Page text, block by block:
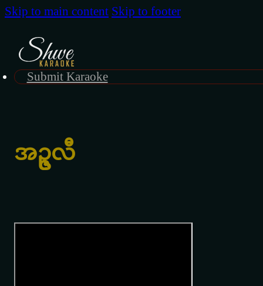
Skip to main content Skip to footer
Submit Karaoke
အဥ္ဇလီ